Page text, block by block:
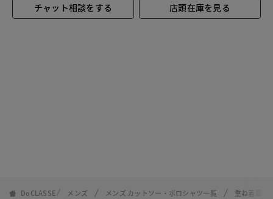
チャット相談をする 店頭在庫を見る
DoCLASSE メンズ メンズ カットソー・ポロシャツ一覧 重ね着風ク